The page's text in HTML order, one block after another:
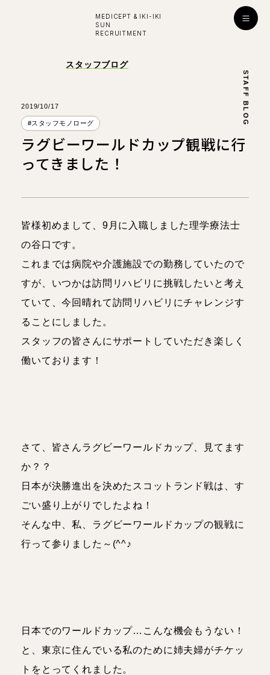
MEDICEPT & IKI-IKI
SUN
RECRUITMENT
学び・成長
対談インタビュー
看護師
所長 副所長
理学療法士
スタッフブログ
入社お祝い金プレゼント！
スタッフブログ
STAFF BLOG
2019/10/17
#スタッフモノローグ
ラグビーワールドカップ観戦に行
ってきました！
皆様初めまして、9月に入職しました理学療法士
の谷口です。
これまでは病院や介護施設での勤務していたので
すが、いつかは訪問リハビリに挑戦したいと考え
ていて、今回晴れて訪問リハビリにチャレンジす
ることにしました。
スタッフの皆さんにサポートしていただき楽しく
働いております！
さて、皆さんラグビーワールドカップ、見てます
か？？
日本が決勝進出を決めたスコットランド戦は、す
ごい盛り上がりでしたよね！
そんな中、私、ラグビーワールドカップの観戦に
行って参りました～(^^♪
日本でのワールドカップ…こんな機会もうない！
と、東京に住んでいる私のために姉夫婦がチケッ
トをとってくれました。